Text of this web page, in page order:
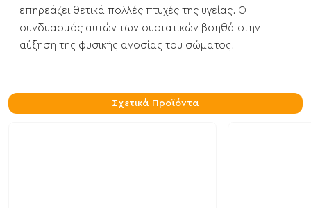
επηρεάζει θετικά πολλές πτυχές της υγείας. Ο
συνδυασμός αυτών των συστατικών βοηθά στην
αύξηση της φυσικής ανοσίας του σώματος.
Σχετικά Προϊόντα